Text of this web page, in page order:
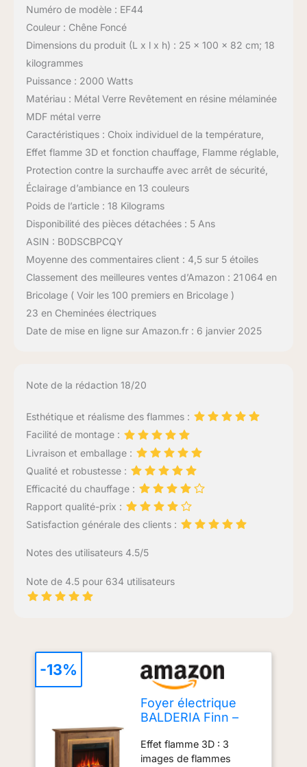
Numéro de modèle : EF44
Couleur : Chêne Foncé
Dimensions du produit (L x l x h) : 25 x 100 x 82 cm; 18
kilogrammes
Puissance : 2000 Watts
Matériau : Métal Verre Revêtement en résine mélaminée
MDF métal verre
Caractéristiques : Choix individuel de la température,
Effet flamme 3D et fonction chauffage, Flamme réglable,
Protection contre la surchauffe avec arrêt de sécurité,
Éclairage d’ambiance en 13 couleurs
Poids de l’article : 18 Kilograms
Disponibilité des pièces détachées : 5 Ans
ASIN : B0DSCBPCQY
Moyenne des commentaires client : 4,5 sur 5 étoiles
Classement des meilleures ventes d’Amazon : 21 064 en
Bricolage ( Voir les 100 premiers en Bricolage )
23 en Cheminées électriques
Date de mise en ligne sur Amazon.fr : 6 janvier 2025
Note de la rédaction 18/20
Esthétique et réalisme des flammes :
Facilité de montage :
Livraison et emballage :
Qualité et robustesse :
Efficacité du chauffage :
Rapport qualité-prix :
Satisfaction générale des clients :
Notes des utilisateurs 4.5/5
Note de 4.5 pour 634 utilisateurs
Foyer électrique
BALDERIA Finn –
Flamme 3D,
éclairage
Effet flamme 3D : 3
images de flammes
-13%